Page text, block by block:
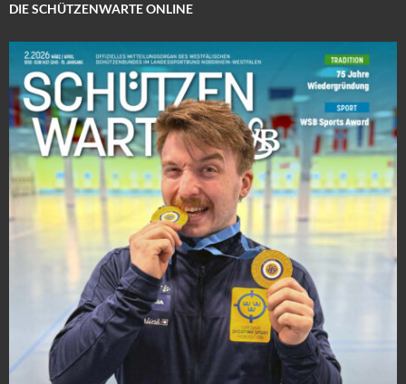
DIE SCHÜTZENWARTE ONLINE